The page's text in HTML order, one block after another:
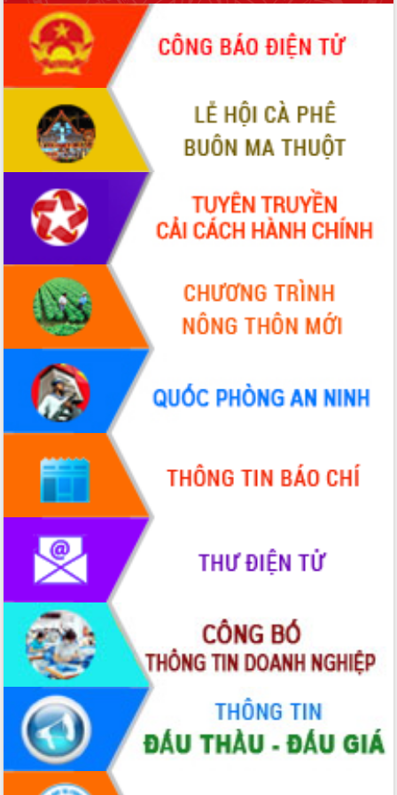
món ăn từ sầu riêng
Đắk Lắk công bố Quy hoạch và xúc
tiến đầu tư tỉnh
Ngành cá ngừ Đắk Lắk chủ động thích
ứng để giữ vững thị trường xuất khẩu
Diễn đàn Kinh tế tư nhân Việt Nam đột
phá cơ chế - Hợp tác công tư
Đề án 06 tạo bước ngoặt đột phá trong
cải cách hành chính tỉnh Đắk Lắk
Kết nối tour, đẩy mạnh chuyển đổi số
để phát triển du lịch Đắk Lắk
Khởi động Dự án Đầu tư xây dựng hạ
tầng kỹ thuật Cụm công nghiệp Tân
Tiến
Gặp mặt các cơ quan báo chí nhân Kỷ
niệm 101 năm Ngày Báo chí Cách
mạng Việt Nam
Đắk Lắk sơ kết 4 năm triển khai thực
hiện Đề án 06 của Chính phủ
Họp báo thông tin về Hội nghị Công bố
Quy hoạch và Xúc tiến đầu tư tỉnh Đắk
Khơi thông điểm nghẽn, đẩy nhanh
giải ngân vốn khắc phục thiên tai
HĐND tỉnh thông qua điều chỉnh Quy
hoạch tỉnh thời kỳ 2021-2030
Hội thảo góp ý hồ sơ điều chỉnh quy
hoạch tỉnh Đắk Lắk thời kỳ 2021-2030,
tầm nhìn đến năm 2050
Nâng cao hiệu quả hoạt động của các
doanh nghiệp nhà nước
Hội nghị triển khai kết nối mạng
truyền số liệu chuyên dùng phục vụ cơ
quan Đảng, Nhà nước
Lễ phát động chuỗi hoạt động chung
tay làm sạch môi trường
Xã Ea Kar bước chuyển mình trong
công tác cải cách hành chính mô hình
mới
UBND tỉnh họp báo định kỳ tháng 4
năm 2026